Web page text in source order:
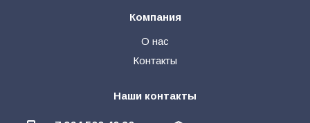
Компания
О нас
Контакты
Наши контакты